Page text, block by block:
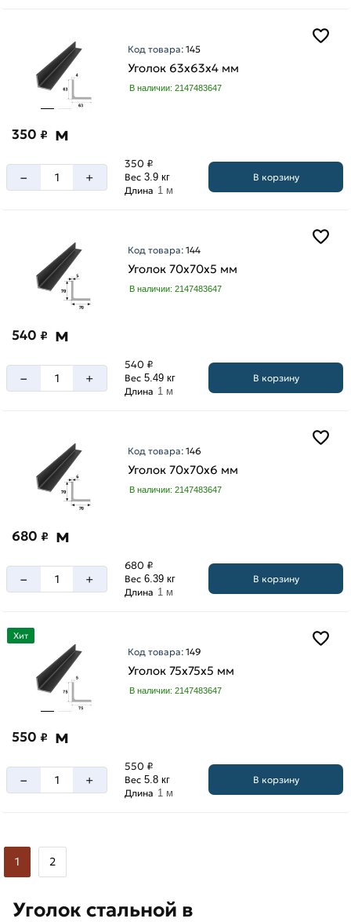
Код товара:145
Уголок 63х63х4 мм
В наличии: 2147483647
350 ₽ м
– +
350 ₽
Вес 3.9 кг
Длина 1 м
В корзину
Код товара:144
Уголок 70х70х5 мм
В наличии: 2147483647
540 ₽ м
– +
540 ₽
Вес 5.49 кг
Длина 1 м
В корзину
Код товара:146
Уголок 70х70х6 мм
В наличии: 2147483647
680 ₽ м
– +
680 ₽
Вес 6.39 кг
Длина 1 м
В корзину
Хит
Код товара:149
Уголок 75х75х5 мм
В наличии: 2147483647
550 ₽ м
– +
550 ₽
Вес 5.8 кг
Длина 1 м
В корзину
1 2
Уголок стальной в